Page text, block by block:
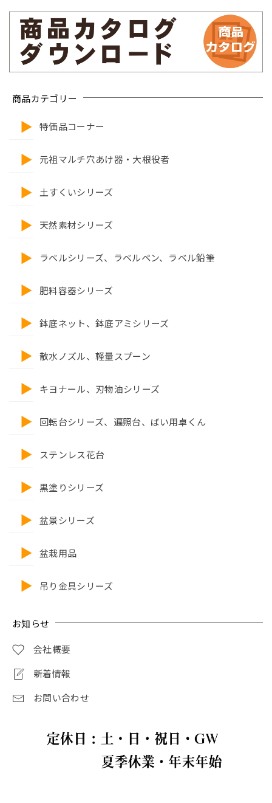
商品カテゴリー
特価品コーナー
元祖マルチ穴あけ器・大根役者
土すくいシリーズ
天然素材シリーズ
ラベルシリーズ、ラベルペン、ラベル鉛筆
肥料容器シリーズ
鉢底ネット、鉢底アミシリーズ
散水ノズル、軽量スプーン
キヨナール、刃物油シリーズ
回転台シリーズ、遍照台、ばい用卓くん
ステンレス花台
黒塗りシリーズ
盆景シリーズ
盆栽用品
吊り金具シリーズ
お知らせ
会社概要
新着情報
お問い合わせ